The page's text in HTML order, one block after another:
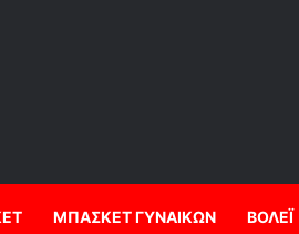
ΜΠΑΣΚΕΤ ΓΥΝΑΙΚΩΝ ΒΟΛΕΪ